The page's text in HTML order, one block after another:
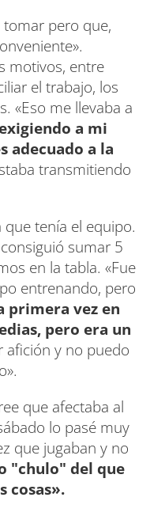
pero que,
motivos, entre
el trabajo, los
«Eso me llevaba a
exigiendo a mi
adecuado a la
transmitiendo
tenía el equipo.
sumar 5
en la tabla. «Fue
entrenando, pero
primera vez en
pero era un
afición y no puedo
que afectaba al
lo pasé muy
que jugaban y no
"chulo" del que
cosas».